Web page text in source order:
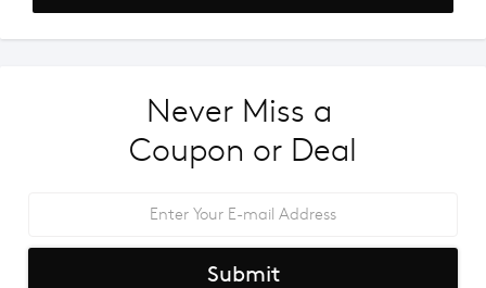
Never Miss a
Coupon or Deal
Submit